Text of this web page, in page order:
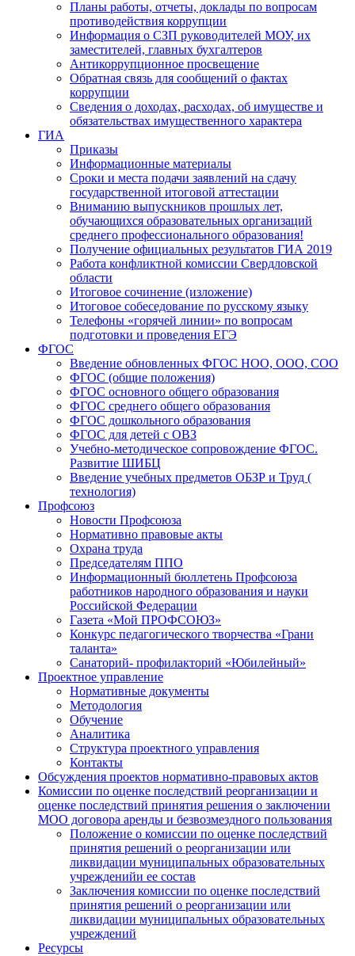
Планы работы, отчеты, доклады по вопросам
противодействия коррупции
Информация о СЗП руководителей МОУ, их
заместителей, главных бухгалтеров
Антикоррупционное просвещение
Обратная связь для сообщений о фактах
коррупции
Сведения о доходах, расходах, об имуществе и
обязательствах имущественного характера
ГИА
Приказы
Информационные материалы
Сроки и места подачи заявлений на сдачу
государственной итоговой аттестации
Вниманию выпускников прошлых лет,
обучающихся образовательных организаций
среднего профессионального образования!
Получение официальных результатов ГИА 2019
Работа конфликтной комиссии Свердловской
области
Итоговое сочинение (изложение)
Итоговое собеседование по русскому языку
Телефоны «горячей линии» по вопросам
подготовки и проведения ЕГЭ
ФГОС
Введение обновленных ФГОС НОО, ООО, СОО
ФГОС (общие положения)
ФГОС основного общего образования
ФГОС среднего общего образования
ФГОС дошкольного образования
ФГОС для детей с ОВЗ
Учебно-методическое сопровождение ФГОС.
Развитие ШИБЦ
Введение учебных предметов ОБЗР и Труд (
технология)
Профсоюз
Новости Профсоюза
Нормативно правовые акты
Охрана труда
Председателям ППО
Информационный бюллетень Профсоюза
работников народного образования и науки
Российской Федерации
Газета «Мой ПРОФСОЮЗ»
Конкурс педагогического творчества «Грани
таланта»
Санаторий- профилакторий «Юбилейный»
Проектное управление
Нормативные документы
Методология
Обучение
Аналитика
Структура проектного управления
Контакты
Обсуждения проектов нормативно-правовых актов
Комиссии по оценке последствий реорганизации и
оценке последствий принятия решения о заключении
МОО договора аренды и безвозмездного пользования
Положение о комиссии по оценке последствий
принятия решений о реорганизации или
ликвидации муниципальных образовательных
учрежденийи ее состав
Заключения комиссии по оценке последствий
принятия решений о реорганизации или
ликвидации муниципальных образовательных
учреждений
Ресурсы